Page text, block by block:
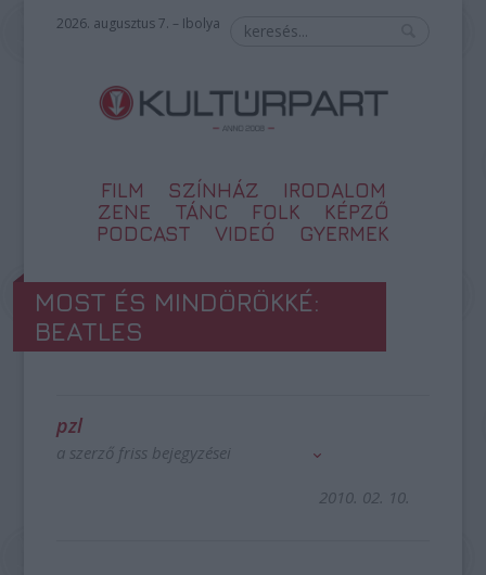
2026. augusztus 7. – Ibolya
FILM SZÍNHÁZ
IRODALOM
ZENE
TÁNC FOLK
KÉPZŐ
PODCAST
VIDEÓ GYERMEK
MOST ÉS MINDÖRÖKKÉ:
BEATLES
pzl
a szerző friss bejegyzései
2010. 02. 10.